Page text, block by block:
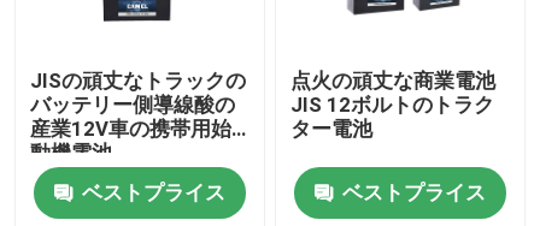
JISの頑丈なトラックの
バッテリー側導線酸の
産業12V車の携帯用始
動機電池
ベストプライス
点火の頑丈な商業電池
JIS 12ボルトのトラク
ター電池
ベストプライス